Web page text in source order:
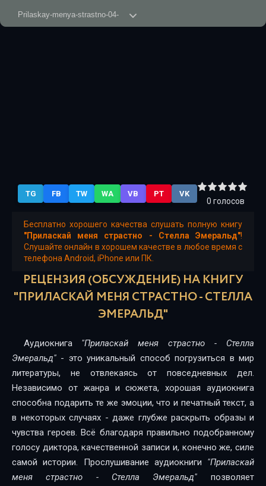
Prilaskay-menya-strastno-04-
TG
FB TW WA VB PT VK
0 голосов
Бесплатно хорошего качества слушать полную книгу
"Приласкай меня страстно - Стелла Эмеральд"!
Слушайте онлайн в хорошем качестве в любое время с
телефона Android, iPhone или ПК.
РЕЦЕНЗИЯ (ОБСУЖДЕНИЕ) НА КНИГУ
"ПРИЛАСКАЙ МЕНЯ СТРАСТНО - СТЕЛЛА
ЭМЕРАЛЬД"
Аудиокнига "Приласкай меня страстно - Стелла
Эмеральд" - это уникальный способ погрузиться в мир
литературы, не отвлекаясь от повседневных дел.
Независимо от жанра и сюжета, хорошая аудиокнига
способна подарить те же эмоции, что и печатный текст, а
в некоторых случаях - даже глубже раскрыть образы и
чувства героев. Всё благодаря правильно подобранному
голосу диктора, качественной записи и, конечно же, силе
самой истории. Прослушивание аудиокниги "Приласкай
меня страстно - Стелла Эмеральд" позволяет